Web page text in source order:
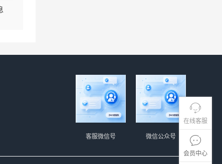
在线客服
会员中心
微信公众号
客服微信号